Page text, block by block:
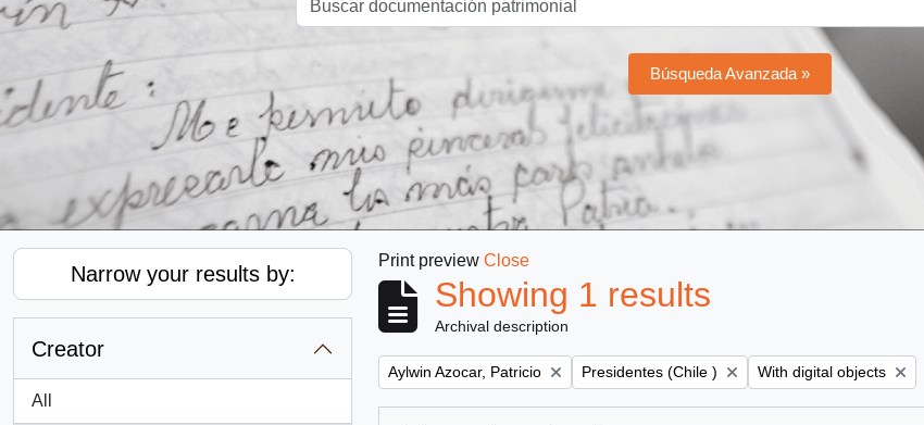
Búsqueda Avanzada »
Narrow your results by:
Creator
All
Print preview Close
Showing 1 results
Archival description
Remove filter:
Aylwin Azocar, Patricio Remove filter:
Presidentes (Chile ) Remove filter:
With digital objects